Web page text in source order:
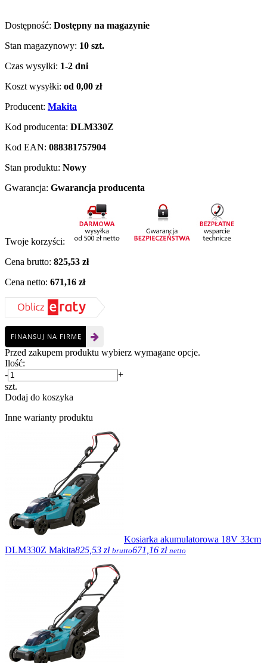
Dostępność: Dostępny na magazynie
Stan magazynowy: 10 szt.
Czas wysyłki: 1-2 dni
Koszt wysyłki: od 0,00 zł
Producent: Makita
Kod producenta: DLM330Z
Kod EAN: 088381757904
Stan produktu: Nowy
Gwarancja: Gwarancja producenta
Twoje korzyści:
Cena brutto: 825,53 zł
Cena netto: 671,16 zł
FINANSUJ NA FIRMĘ
Przed zakupem produktu wybierz wymagane opcje.
Ilość:
-
+
szt.
Dodaj do koszyka
Inne warianty produktu
Kosiarka akumulatorowa 18V 33cm
DLM330Z Makita825,53 zł brutto671,16 zł netto